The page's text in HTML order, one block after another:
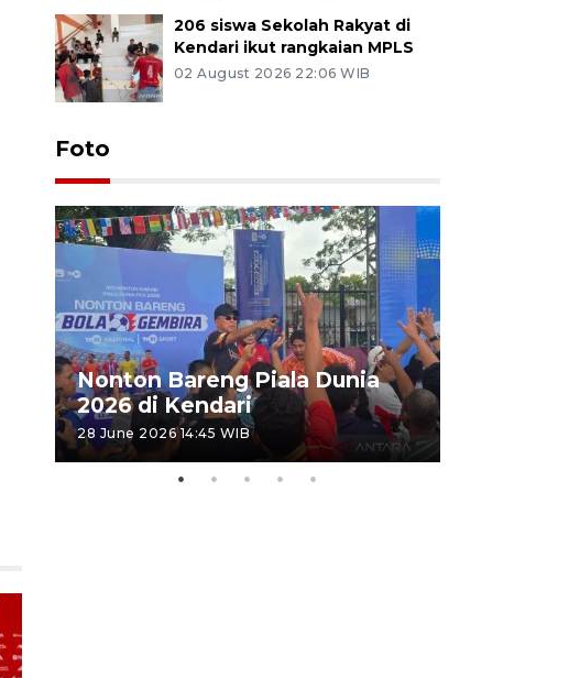
206 siswa Sekolah Rakyat di
Kendari ikut rangkaian MPLS
02 August 2026 22:06 WIB
Foto
Nonton Bareng Piala Dunia
2026 di Kendari
28 June 2026 14:45 WIB